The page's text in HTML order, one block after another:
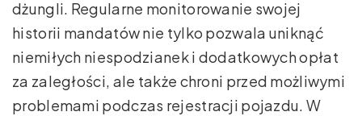
dżungli. Regularne monitorowanie swojej
historii mandatów nie tylko pozwala uniknąć
niemiłych niespodzianek i dodatkowych opłat
za zaległości, ale także chroni przed możliwymi
problemami podczas rejestracji pojazdu. W